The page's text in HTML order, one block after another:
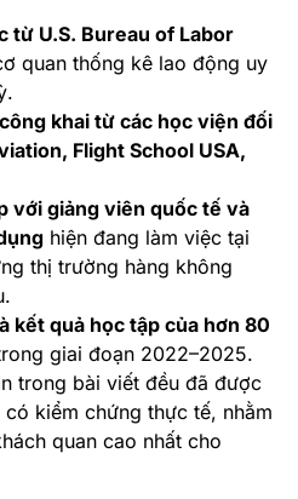
từ U.S. Bureau of Labor
quan thống kê lao động uy
khai từ các học viện đối
Flight School USA,
với giảng viên quốc tế và
hiện đang làm việc tại
thị trường hàng không
kết quả học tập của hơn 80
giai đoạn 2022–2025.
trong bài viết đều đã được
kiểm chứng thực tế, nhằm
quan cao nhất cho